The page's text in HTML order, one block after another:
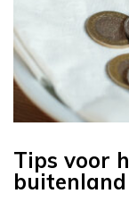
Tips voor
buitenland